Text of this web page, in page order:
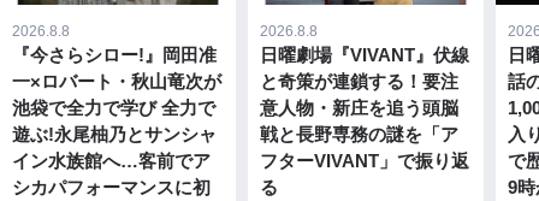
『今さらシロー!』岡田准
一×ロバート・秋山竜次が
池袋で全力で学び 全力で
遊ぶ!永尾柚乃とサンシャ
イン水族館へ…客前でア
シカパフォーマンスに初
2026.8.8
日曜劇場『VIVANT』伏線
と奇策が連鎖する！要注
意人物・新庄を追う頭脳
戦と長野専務の謎を「ア
フターVIVANT」で振り返
る
2026.8.8
日
話
入
で
9